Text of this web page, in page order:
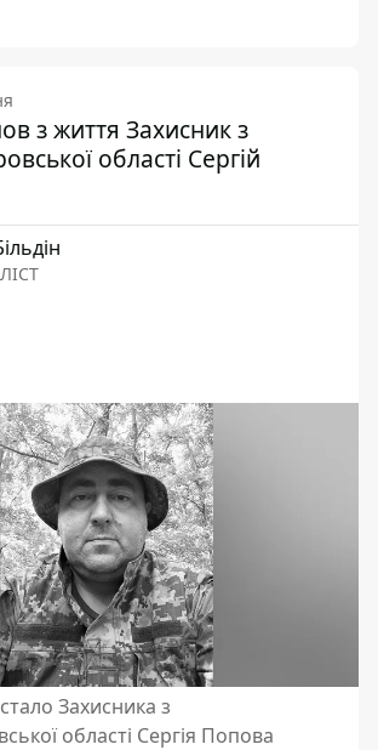
з життя Захисник з
області Сергій
Захисника з
області Сергія Попова